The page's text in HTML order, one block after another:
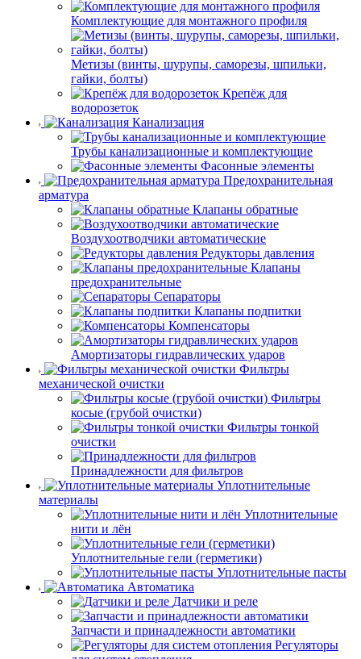
Комплектующие для монтажного профиля
Метизы (винты, шурупы, саморезы, шпильки,
гайки, болты)
Крепёж для
водорозеток
Канализация
Трубы канализационные и комплектующие
Фасонные элементы
Предохранительная
арматура
Клапаны обратные
Воздухоотводчики автоматические
Редукторы давления
Клапаны
предохранительные
Сепараторы
Клапаны подпитки
Компенсаторы
Амортизаторы гидравлических ударов
Фильтры
механической очистки
Фильтры
косые (грубой очистки)
Фильтры тонкой
очистки
Принадлежности для фильтров
Уплотнительные
материалы
Уплотнительные
нити и лён
Уплотнительные гели (герметики)
Уплотнительные пасты
Автоматика
Датчики и реле
Запчасти и принадлежности автоматики
Регуляторы